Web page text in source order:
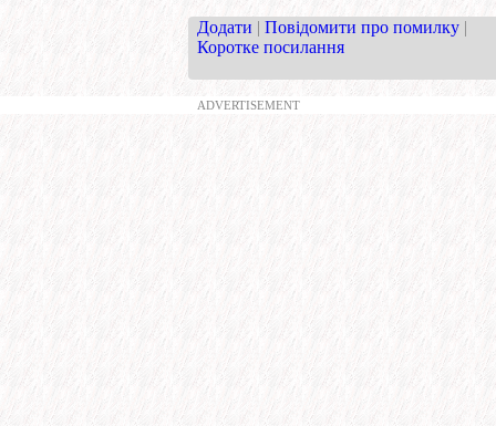
Додати | Повідомити про помилку |
Коротке посилання
ADVERTISEMENT